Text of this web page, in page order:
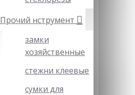
Прочий нструмент
замки
хозяйственные
стежни клеевые
сумки для